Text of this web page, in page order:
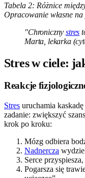
Tabela 2: Różnice
Opracowanie własne
"Chronicznystres
Marta, lekarka
Stres w ciele:
Reakcje
Stres uruchamia
zadanie: zwiększyć
krok po kroku:
Mózg odbiera
Nadnercza
Serce
Pogarsza się